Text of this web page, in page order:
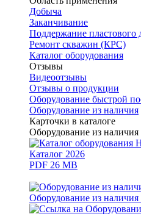
Добыча
Заканчивание
Поддержание
Ремонт скважин (КРС)
Каталог оборудования
Отзывы
Видеоотзывы
Отзывы о продукции
Оборудование быстрой
Оборудование из наличия
Карточки в каталоге
Оборудование из наличия
Каталог 2026
PDF 26 MB
Оборудование из